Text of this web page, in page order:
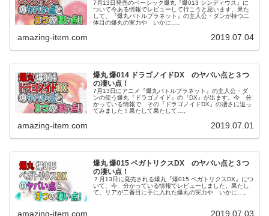
7月13日発売のベーシック爆丸『爆013 シンディウス』に
ついて今ある情報でレビューして行こうと思います。果た
して、『爆丸バトルプラネット』の主人公・ダンが持つ二
体目の爆丸の実力や いかに…。
amazing-item.com 2019.07.04
爆丸 爆014 ドラゴノイドDX のヤバい点と３つ
の凄い点！
7月13日にアニメ『爆丸バトルプラネット』の主人公・ダ
ンの使う爆丸『ドラゴノイド』の『DX』が出ます。今 分
かっている情報で その『ドラゴノイドDX』の凄さに迫っ
てみました！果たして果たして…。
amazing-item.com 2019.07.01
爆丸 爆015 ペガトリクスDX のヤバい点と３つ
の凄い点！
７月13日に発売される爆丸『爆015 ペガトリクスDX』につ
いて、今 分かっている情報でレビューしました。果たし
て、リアが二番目に手に入れた爆丸の実力や いかに…。
amazing-item.com 2019.07.03